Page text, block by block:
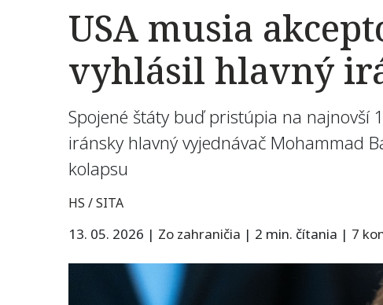
USA musia
vyhlásil hlavný
Spojené štáty buď pristúpia na najnovší
iránsky hlavný vyjednávač Mohammad
kolapsu
HS / SITA
13. 05. 2026 | Zo zahraničia | 2 min. čítania | 7